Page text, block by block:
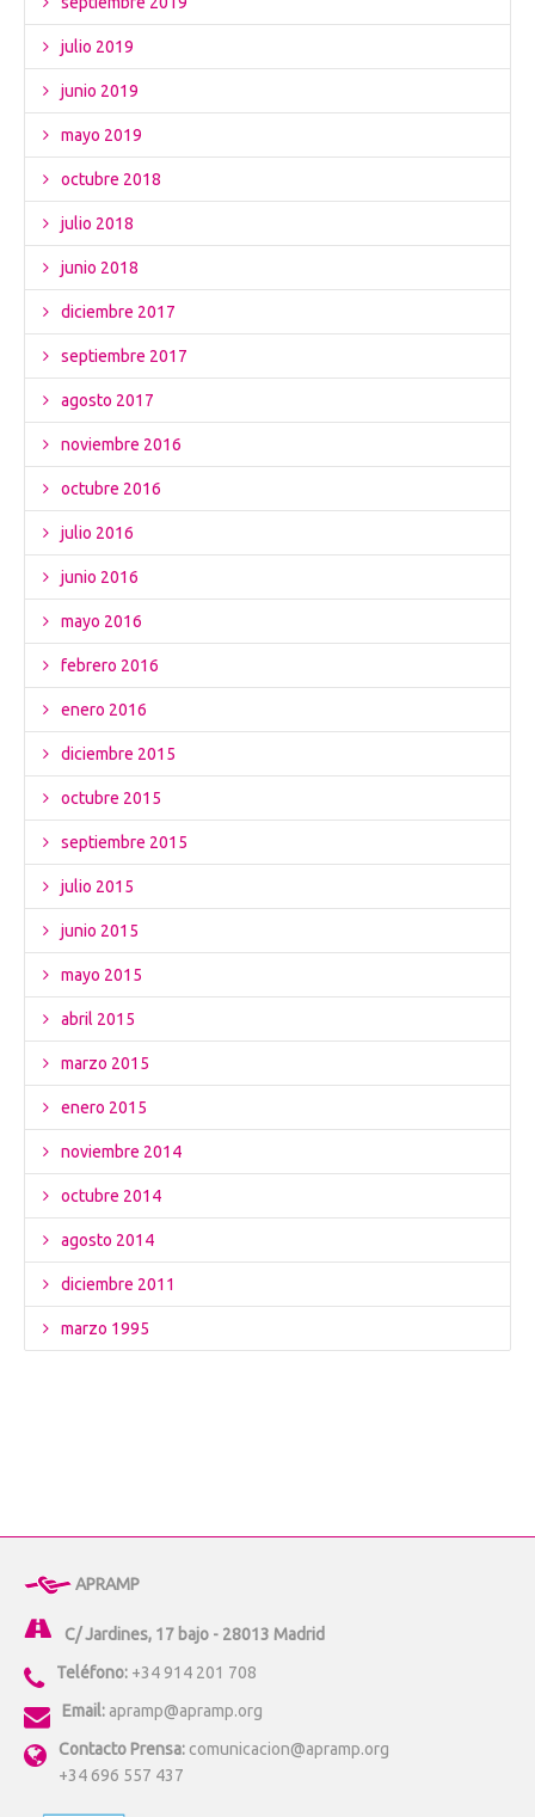
julio 2019
junio 2019
mayo 2019
octubre 2018
julio 2018
junio 2018
diciembre 2017
septiembre 2017
agosto 2017
noviembre 2016
octubre 2016
julio 2016
junio 2016
mayo 2016
febrero 2016
enero 2016
diciembre 2015
octubre 2015
septiembre 2015
julio 2015
junio 2015
mayo 2015
abril 2015
marzo 2015
enero 2015
noviembre 2014
octubre 2014
agosto 2014
diciembre 2011
marzo 1995
APRAMP
C/ Jardines, 17 bajo - 28013 Madrid
Teléfono: +34 914 201 708
Email: apramp@apramp.org
Contacto Prensa: comunicacion@apramp.org
+34 696 557 437